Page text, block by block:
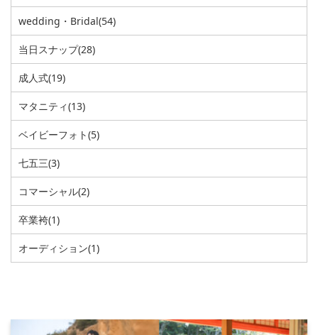
wedding・Bridal(54)
当日スナップ(28)
成人式(19)
マタニティ(13)
ベイビーフォト(5)
七五三(3)
コマーシャル(2)
卒業袴(1)
オーディション(1)